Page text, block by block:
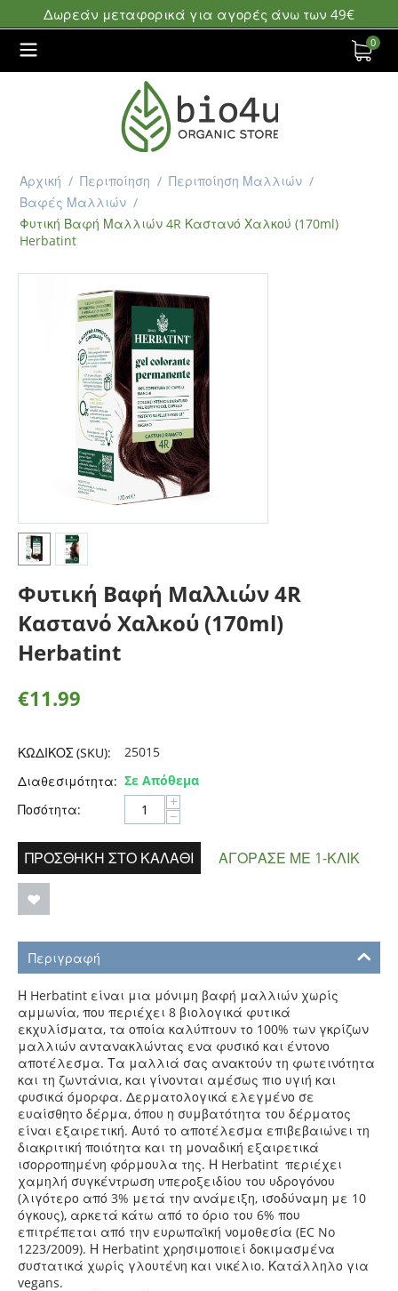
Δωρεάν μεταφορικά για αγορές άνω των 49€
0
Αρχική / Περιποίηση / Περιποίηση Μαλλιών /
Βαφές Μαλλιών /
Φυτική Βαφή Μαλλιών 4R Καστανό Χαλκού (170ml)
Herbatint
Φυτική Βαφή Μαλλιών 4R
Καστανό Χαλκού (170ml)
Herbatint
€11.99
ΚΩΔΙΚΟΣ (SKU):
25015
Διαθεσιμότητα: Σε Απόθεμα
Ποσότητα:
+
−
ΠΡΟΣΘΉΚΗ ΣΤΟ ΚΑΛΆΘΙ ΑΓΌΡΑΣΕ ΜΕ 1-ΚΛΙΚ
Περιγραφή
Η Herbatint είναι μια μόνιμη βαφή μαλλιών χωρίς
αμμωνία, που περιέχει 8 βιολογικά φυτικά
εκχυλίσματα, τα οποία καλύπτουν το 100% των γκρίζων
μαλλιών αντανακλώντας ενα φυσικό και έντονο
αποτέλεσμα. Τα μαλλιά σας ανακτούν τη φωτεινότητα
και τη ζωντάνια, και γίνονται αμέσως πιο υγιή και
φυσικά όμορφα. Δερματολογικά ελεγμένο σε
ευαίσθητο δέρμα, όπου η συμβατότητα του δέρματος
είναι εξαιρετική. Αυτό το αποτέλεσμα επιβεβαιώνει τη
διακριτική ποιότητα και τη μοναδική εξαιρετικά
ισορροπημένη φόρμουλα της. Η Herbatint περιέχει
χαμηλή συγκέντρωση υπεροξειδίου του υδρογόνου
(λιγότερο από 3% μετά την ανάμειξη, ισοδύναμη με 10
όγκους), αρκετά κάτω από το όριο του 6% που
επιτρέπεται από την ευρωπαϊκή νομοθεσία (EC No
1223/2009). Η Herbatint χρησιμοποιεί δοκιμασμένα
συστατικά χωρίς γλουτένη και νικέλιο. Κατάλληλο για
vegans.